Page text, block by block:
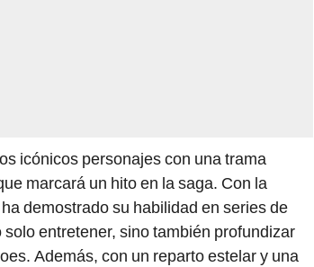
icónicos personajes con una trama
marcará un hito en la saga. Con la
demostrado su habilidad en series de
entretener, sino también profundizar
Además, con un reparto estelar y una